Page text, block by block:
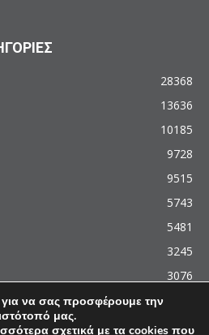
28368
13636
10185
9728
9515
5743
5481
3245
3076
να σας προσφέρουμε την
μας.
σχετικά με τα cookies που